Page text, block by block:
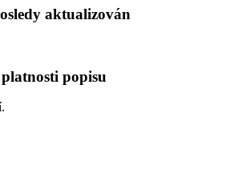
aktualizován
popisu